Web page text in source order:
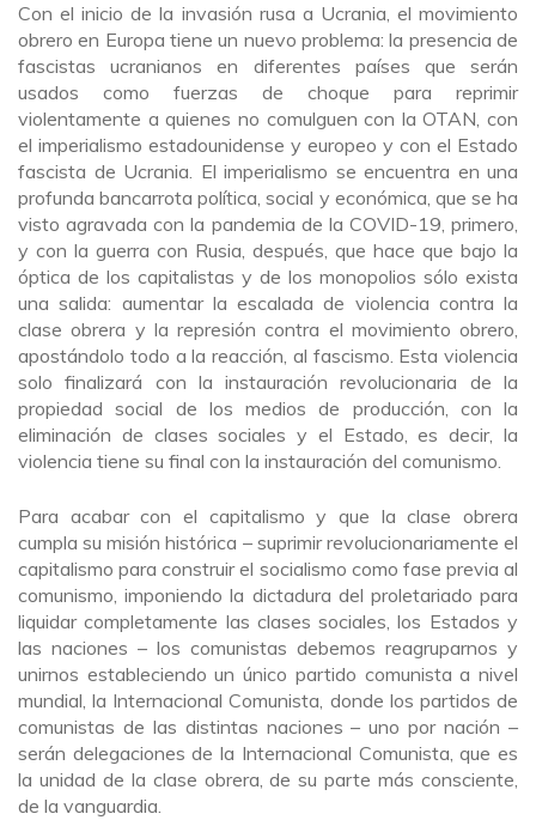
Con el inicio de la invasión rusa a Ucrania, el movimiento
obrero en Europa tiene un nuevo problema: la presencia de
fascistas ucranianos en diferentes países que serán
usados como fuerzas de choque para reprimir
violentamente a quienes no comulguen con la OTAN, con
el imperialismo estadounidense y europeo y con el Estado
fascista de Ucrania. El imperialismo se encuentra en una
profunda bancarrota política, social y económica, que se ha
visto agravada con la pandemia de la COVID-19, primero,
y con la guerra con Rusia, después, que hace que bajo la
óptica de los capitalistas y de los monopolios sólo exista
una salida: aumentar la escalada de violencia contra la
clase obrera y la represión contra el movimiento obrero,
apostándolo todo a la reacción, al fascismo. Esta violencia
solo finalizará con la instauración revolucionaria de la
propiedad social de los medios de producción, con la
eliminación de clases sociales y el Estado, es decir, la
violencia tiene su final con la instauración del comunismo.
Para acabar con el capitalismo y que la clase obrera
cumpla su misión histórica – suprimir revolucionariamente el
capitalismo para construir el socialismo como fase previa al
comunismo, imponiendo la dictadura del proletariado para
liquidar completamente las clases sociales, los Estados y
las naciones – los comunistas debemos reagruparnos y
unirnos estableciendo un único partido comunista a nivel
mundial, la Internacional Comunista, donde los partidos de
comunistas de las distintas naciones – uno por nación –
serán delegaciones de la Internacional Comunista, que es
la unidad de la clase obrera, de su parte más consciente,
de la vanguardia.